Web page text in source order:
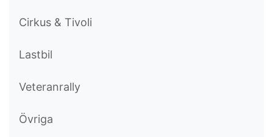
Cirkus & Tivoli
Lastbil
Veteranrally
Övriga